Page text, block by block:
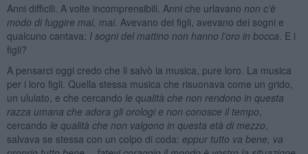
Anni difficili. A volte incomprensibili. Anni che urlavano non c’è
modo di fuggire mai, mai. Avevano dei figli, avevano dei sogni e
qualcuno cantava: I sogni del mattino non hanno l’oro in bocca . E i
figli?
A pensarci oggi credo che li salvò la musica, pure loro. La musica
per i loro figli. Quella stessa musica che risuonava come un grido,
un ululato, e che cercando le qualità che non rendono in questa
razza umana che adora gli orologi e non conosce il tempo
cercando le qualità che non valgono in questa età di mezzo
salvava se stessa con un colpo di coda: eppur tutto va bene, va